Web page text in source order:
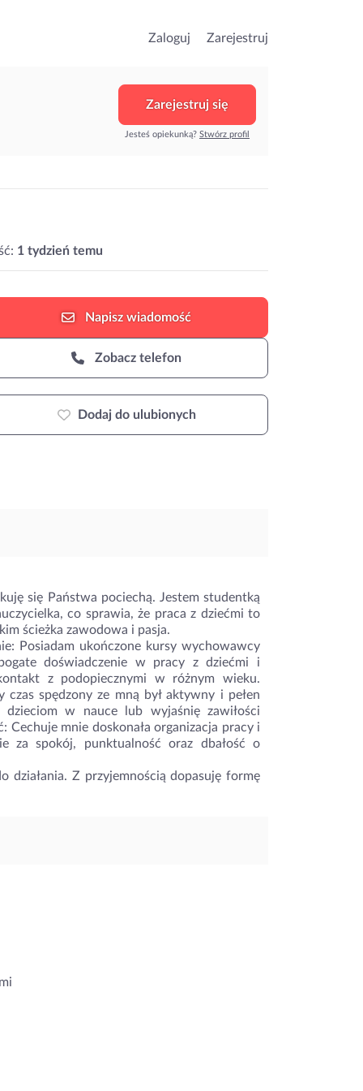
Zaloguj Zarejestruj
Zarejestruj się
Jesteś opiekunką? Stwórz profil
1 tydzień temu
Napisz wiadomość
Zobacz telefon
Dodaj do ulubionych
się Państwa pociechą. Jestem studentką
co sprawia, że praca z dziećmi to
ścieżka zawodowa i pasja.
Posiadam ukończone kursy wychowawcy
doświadczenie w pracy z dziećmi i
z podopiecznymi w różnym wieku.
spędzony ze mną był aktywny i pełen
w nauce lub wyjaśnię zawiłości
mnie doskonała organizacja pracy i
za spokój, punktualność oraz dbałość o
działania. Z przyjemnością dopasuję formę